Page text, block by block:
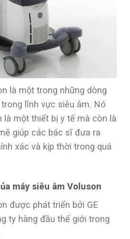
là một trong những dòng
lĩnh vực siêu âm. Nó
là một thiết bị y tế mà còn là
giúp các bác sĩ đưa ra
xác và kịp thời trong quá
máy siêu âm Voluson
được phát triển bởi GE
ty hàng đầu thế giới trong